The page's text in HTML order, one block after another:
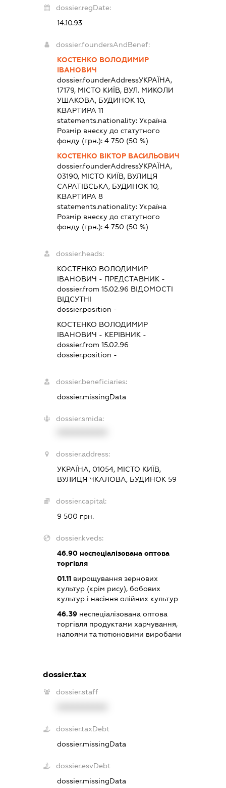
dossier.regDate:
14.10.93
dossier.foundersAndBenef:
КОСТЕНКО ВОЛОДИМИР
ІВАНОВИЧ
dossier.founderAddressУКРАЇНА,
17179, МІСТО КИЇВ, ВУЛ. МИКОЛИ
УШАКОВА, БУДИНОК 10,
КВАРТИРА 11
statements.nationality:Україна
Розмір внеску до статутного
фонду (грн.):4 750 (50 %)
КОСТЕНКО ВІКТОР ВАСИЛЬОВИЧ
dossier.founderAddressУКРАЇНА,
03190, МІСТО КИЇВ, ВУЛИЦЯ
САРАТІВСЬКА, БУДИНОК 10,
КВАРТИРА 8
statements.nationality:Україна
Розмір внеску до статутного
фонду (грн.):4 750 (50 %)
dossier.heads:
КОСТЕНКО ВОЛОДИМИР
ІВАНОВИЧ - ПРЕДСТАВНИК -
dossier.from 15.02.96 ВІДОМОСТІ
ВІДСУТНІ
dossier.position -
КОСТЕНКО ВОЛОДИМИР
ІВАНОВИЧ - КЕРІВНИК -
dossier.from 15.02.96
dossier.position -
dossier.beneficiaries:
dossier.missingData
dossier.smida:
dossier.address:
УКРАЇНА, 01054, МІСТО КИЇВ,
ВУЛИЦЯ ЧКАЛОВА, БУДИНОК 59
dossier.capital:
9 500 грн.
dossier.kveds:
46.90 неспеціалізована оптова
торгівля
01.11 вирощування зернових
культур (крім рису), бобових
культур і насіння олійних культур
46.39 неспеціалізована оптова
торгівля продуктами харчування,
напоями та тютюновими виробами
dossier.tax
dossier.staff
dossier.taxDebt
dossier.missingData
dossier.esvDebt
dossier.missingData